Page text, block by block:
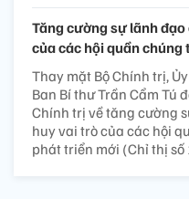
Tăng cường sự lãnh
của các hội quần
Thay mặt Bộ Chính trị,
Ban Bí thư Trần Cẩm Tú
Chính trị về tăng cường
huy vai trò của các hội
phát triển mới (Chỉ thị